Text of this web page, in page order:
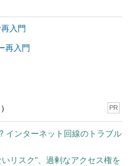
入門
再入門
PR
インターネット回線のトラブル
リスク”、過剰なアクセス権を